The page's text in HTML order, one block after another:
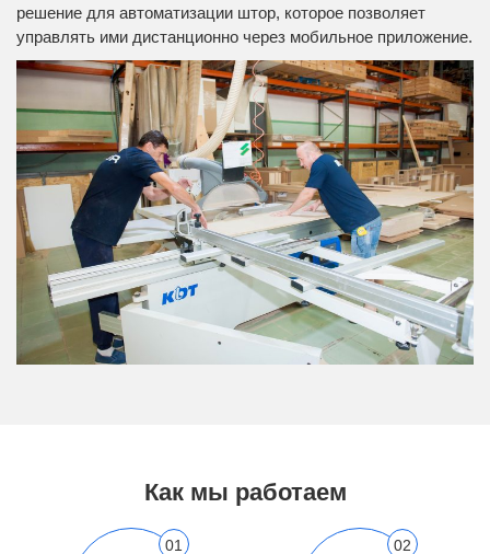
решение для автоматизации штор, которое позволяет
управлять ими дистанционно через мобильное приложение.
Как мы работаем